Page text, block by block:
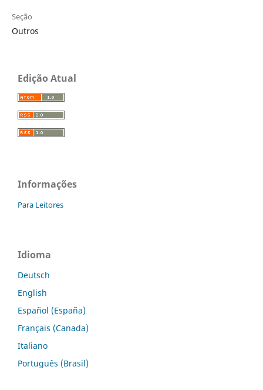
Seção
Outros
Edição Atual
Informações
Para Leitores
Idioma
Deutsch
English
Español (España)
Français (Canada)
Italiano
Português (Brasil)